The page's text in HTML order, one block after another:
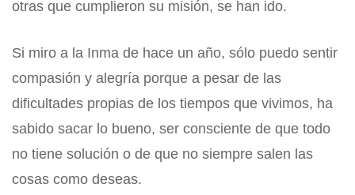
otras que cumplieron su misión, se han ido.
Si miro a la Inma de hace un año, sólo puedo sentir
compasión y alegría porque a pesar de las
dificultades propias de los tiempos que vivimos, ha
sabido sacar lo bueno, ser consciente de que todo
no tiene solución o de que no siempre salen las
cosas como deseas.